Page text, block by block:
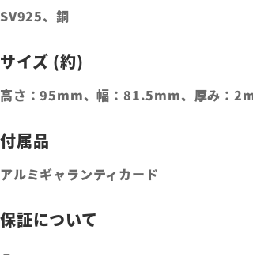
SV925、銅
高さ：95mm、幅：81.5mm、厚み：
アルミギャランティカード